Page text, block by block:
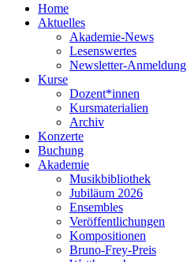
Home
Aktuelles
Akademie-News
Lesenswertes
Newsletter-Anmeldung
Kurse
Dozent*innen
Kursmaterialien
Archiv
Konzerte
Buchung
Akademie
Musikbibliothek
Jubiläum 2026
Ensembles
Veröffentlichungen
Kompositionen
Bruno-Frey-Preis